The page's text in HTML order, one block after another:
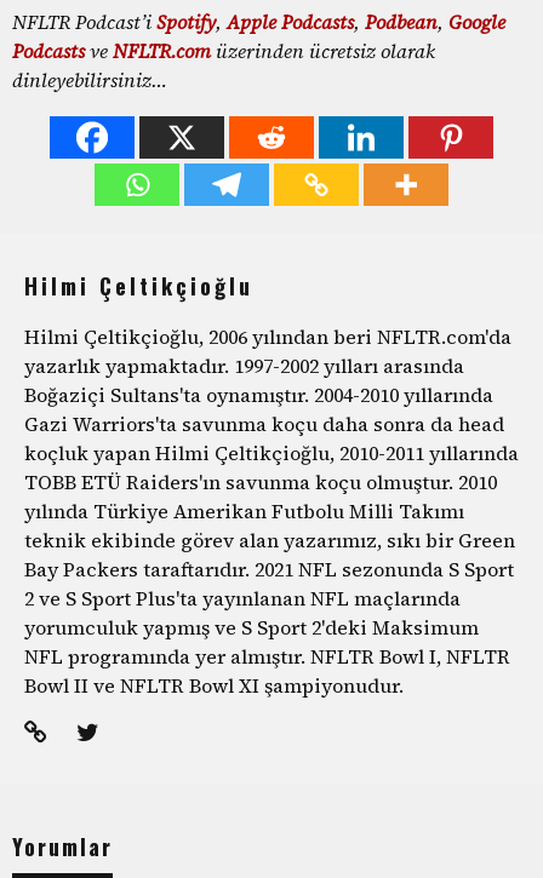
NFLTR Podcast’iSpotify,Apple Podcasts, Podbean, Google
PodcastsveNFLTR.comüzerinden ücretsiz olarak
dinleyebilirsiniz…
Hilmi Çeltikçioğlu
Hilmi Çeltikçioğlu, 2006 yılından beri NFLTR.com'da
yazarlık yapmaktadır. 1997-2002 yılları arasında
Boğaziçi Sultans'ta oynamıştır. 2004-2010 yıllarında
Gazi Warriors'ta savunma koçu daha sonra da head
koçluk yapan Hilmi Çeltikçioğlu, 2010-2011 yıllarında
TOBB ETÜ Raiders'ın savunma koçu olmuştur. 2010
yılında Türkiye Amerikan Futbolu Milli Takımı
teknik ekibinde görev alan yazarımız, sıkı bir Green
Bay Packers taraftarıdır. 2021 NFL sezonunda S Sport
2 ve S Sport Plus'ta yayınlanan NFL maçlarında
yorumculuk yapmış ve S Sport 2'deki Maksimum
NFL programında yer almıştır. NFLTR Bowl I, NFLTR
Bowl II ve NFLTR Bowl XI şampiyonudur.
Yorumlar